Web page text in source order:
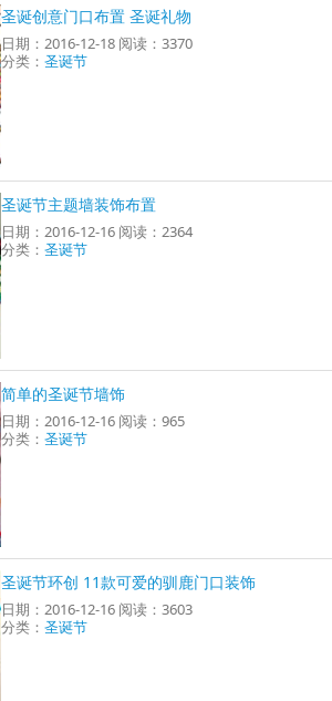
圣诞创意门口布置 圣诞礼物
日期：2016-12-18 阅读：3370
分类：圣诞节
圣诞节主题墙装饰布置
日期：2016-12-16 阅读：2364
分类：圣诞节
简单的圣诞节墙饰
日期：2016-12-16 阅读：965
分类：圣诞节
圣诞节环创 11款可爱的驯鹿门口装饰
日期：2016-12-16 阅读：3603
分类：圣诞节